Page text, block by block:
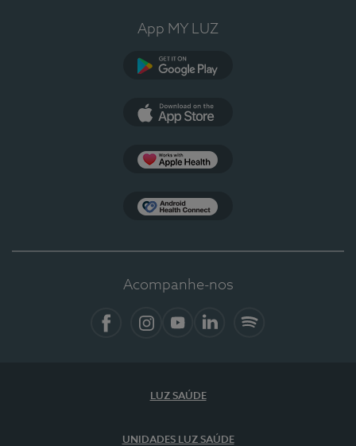
App MY LUZ
Acompanhe-nos
LUZ SAÚDE
UNIDADES LUZ SAÚDE